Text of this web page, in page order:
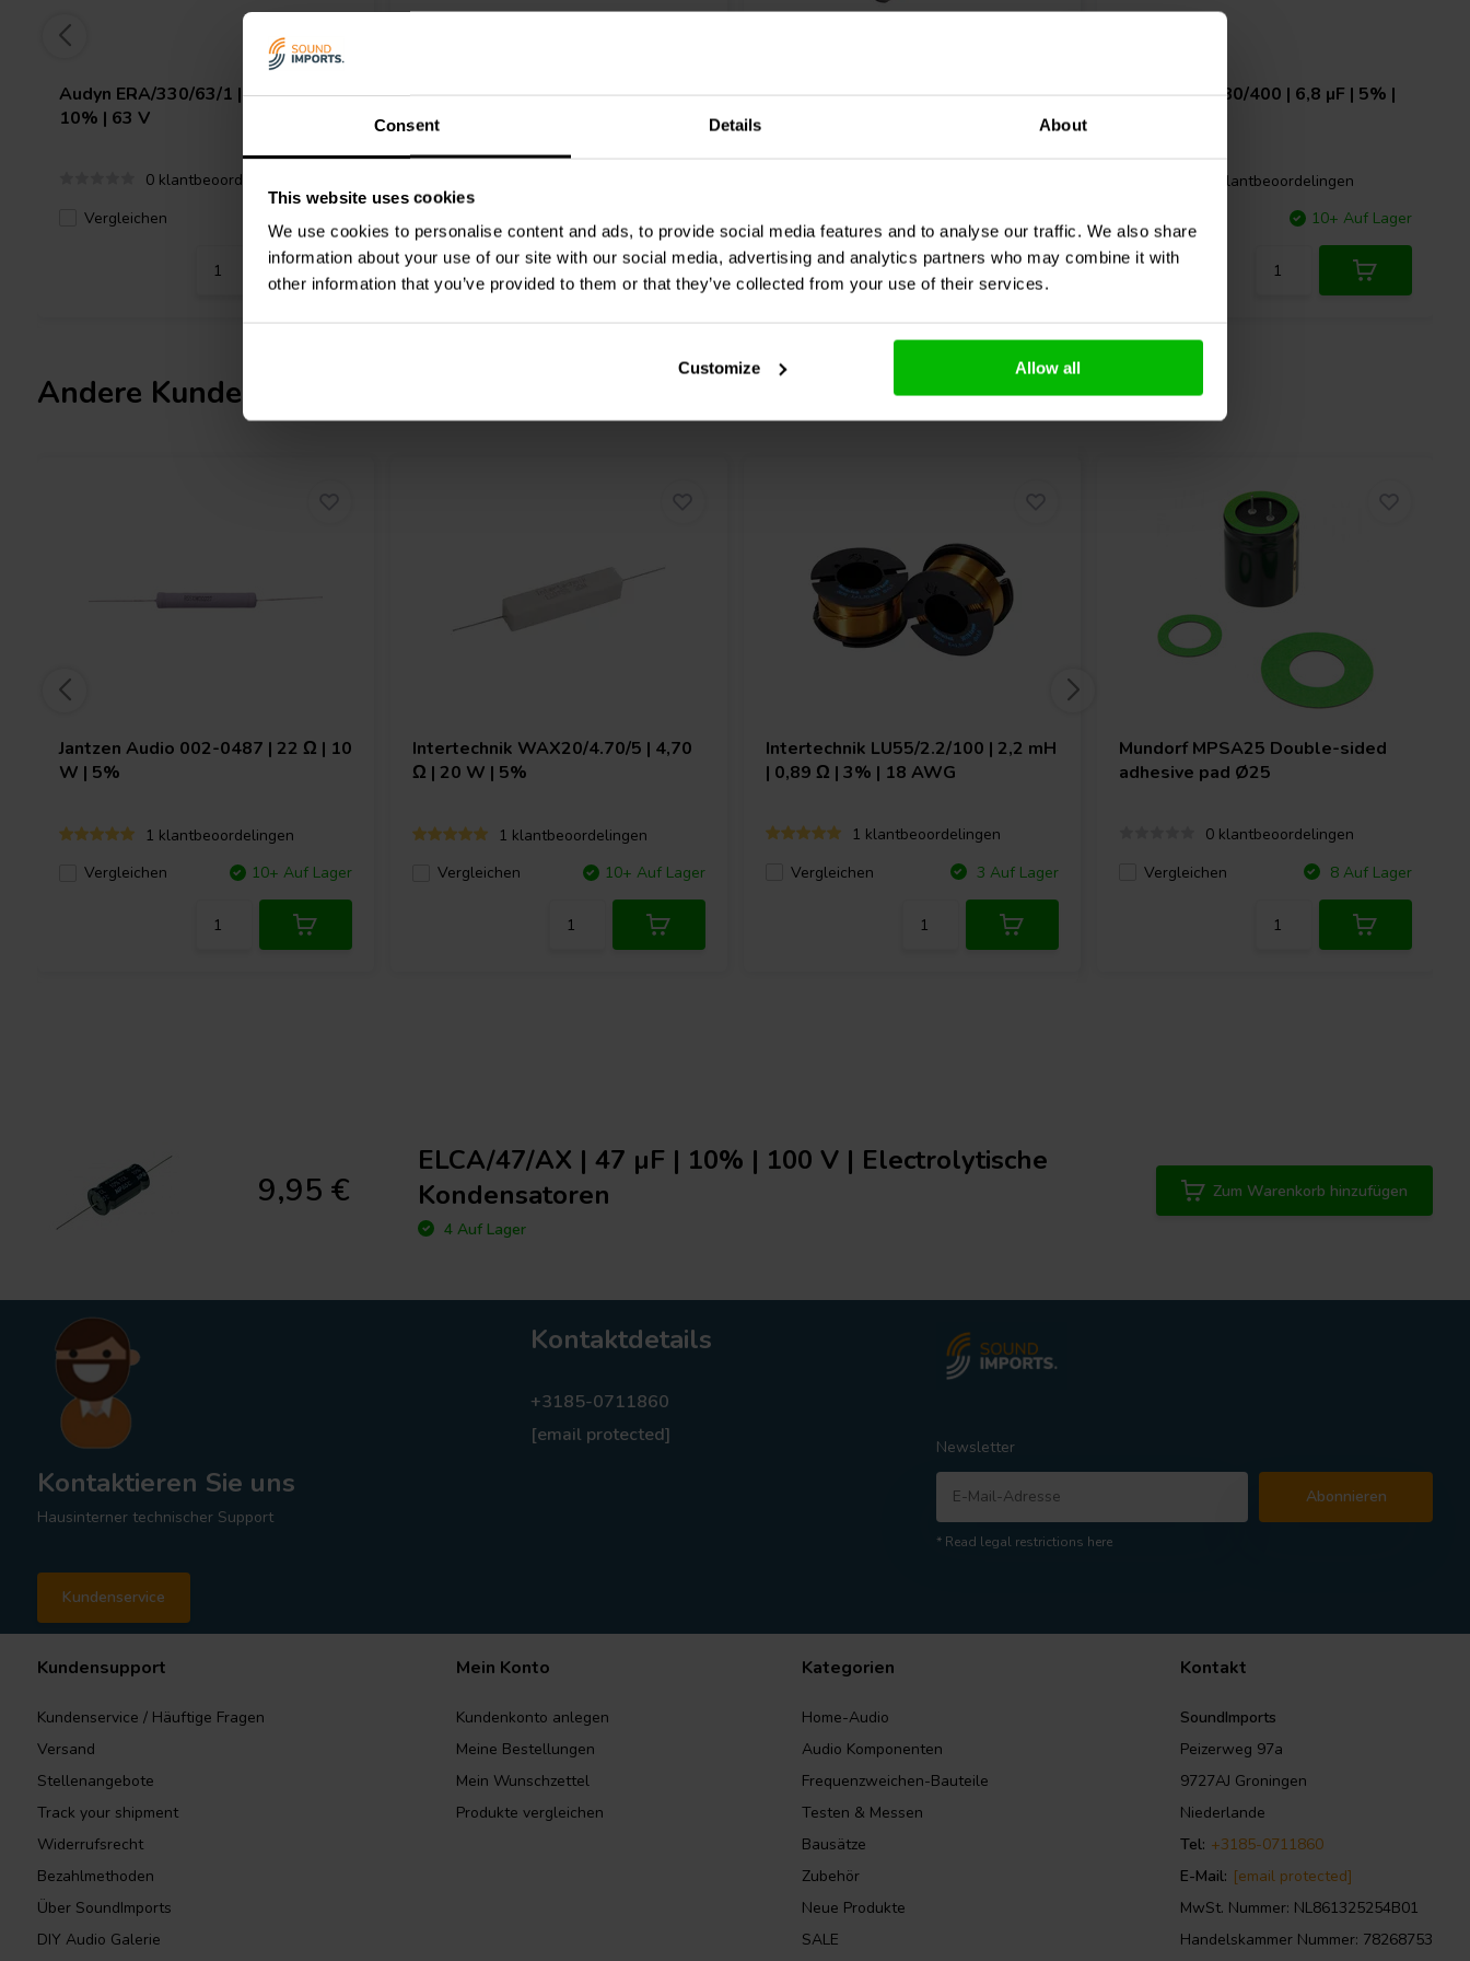
Consent Details About
This website uses cookies
We use cookies to personalise content and ads, to provide social media features and to analyse our traffic. We also share
information about your use of our site with our social media, advertising and analytics partners who may combine it with
other information that you’ve provided to them or that they’ve collected from your use of their services.
Customize Allow all
Audyn ERA/330/63/1 | 330 µF |
10% | 63 V
0 klantbeoordelingen
Vergleichen
AudynMKTA/6.8/250 | 6,8 µF | 5% |
250 V
AudynQ6/3,3/600 | 3,3 µF | 5% |
AudynQ4/6.80/400 | 6,8 µF | 5% |
0 klantbeoordelingen
10+ Auf Lager
Andere Kunden kauften auch
Jantzen Audio 002-0487 | 22 Ω | 10
W | 5%
1 klantbeoordelingen
Vergleichen
10+ Auf Lager
Intertechnik WAX20/4.70/5 | 4,70
Ω | 20 W | 5%
1 klantbeoordelingen
Vergleichen
10+ Auf Lager
Intertechnik LU55/2.2/100 | 2,2 mH
| 0,89 Ω | 3% | 18 AWG
1 klantbeoordelingen
Vergleichen
3 Auf Lager
MundorfMPSA25 Double-sided
adhesive pad Ø25
0 klantbeoordelingen
Vergleichen
8 Auf Lager
9,95 €
ELCA/47/AX | 47 µF | 10% | 100 V | Electrolytische
Kondensatoren
4 Auf Lager
Zum Warenkorb hinzufügen
Kontaktieren Sie uns
Hausinterner technischer Support
Kundenservice
Kontaktdetails
+3185-0711860
[email protected]
Newsletter
Abonnieren
* Read legal restrictions here
Kundensupport
Kundenservice / Häuftige Fragen
Versand
Stellenangebote
Track your shipment
Widerrufsrecht
Bezahlmethoden
Über SoundImports
DIY Audio Galerie
Mein Konto
Kundenkonto anlegen
Meine Bestellungen
Mein Wunschzettel
Produkte vergleichen
Kategorien
Home-Audio
Audio Komponenten
Frequenzweichen-Bauteile
Testen & Messen
Bausätze
Zubehör
Neue Produkte
SALE
Kontakt
SoundImports
Peizerweg 97a
9727AJ Groningen
Niederlande
Tel: +3185-0711860
E-Mail: [email protected]
MwSt. Nummer: NL861325254B01
Handelskammer Nummer: 78268753